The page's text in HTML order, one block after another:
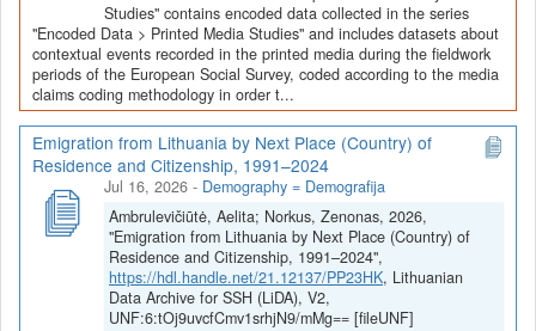
Studies" contains encoded data collected in the series
"Encoded Data > Printed Media Studies" and includes datasets about
contextual events recorded in the printed media during the fieldwork
periods of the European Social Survey, coded according to the media
claims coding methodology in order t...
Emigration from Lithuania by Next Place (Country) of
Residence and Citizenship, 1991–2024
Jul 16, 2026 - Demography = Demografija
Ambrulevičiūtė, Aelita; Norkus, Zenonas, 2026,
"Emigration from Lithuania by Next Place (Country) of
Residence and Citizenship, 1991–2024",
https://hdl.handle.net/21.12137/PP23HK, Lithuanian
Data Archive for SSH (LiDA), V2,
UNF:6:tOj9uvcfCmv1srhjN9/mMg== [fileUNF]